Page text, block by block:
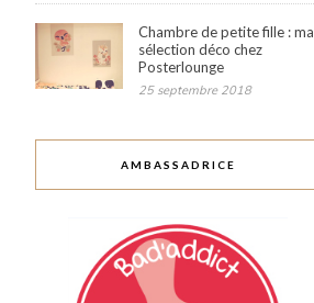
Chambre de petite fille : ma
sélection déco chez
Posterlounge
25 septembre 2018
AMBASSADRICE